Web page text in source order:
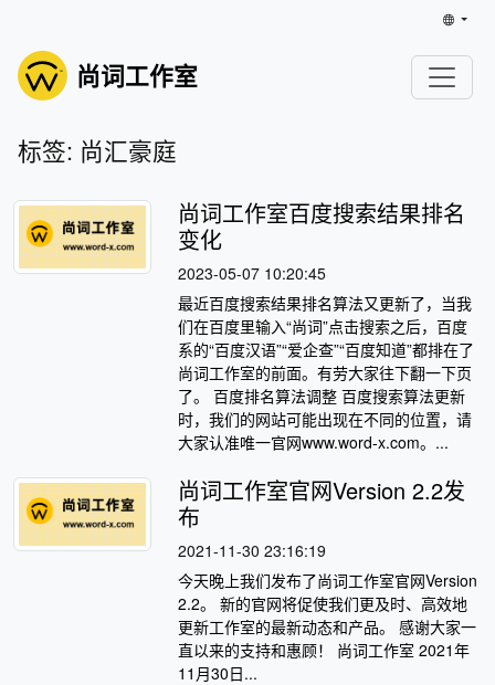
尚词工作室
标签: 尚汇豪庭
尚词工作室百度搜索结果排名
变化
2023-05-07 10:20:45
最近百度搜索结果排名算法又更新了，当我
们在百度里输入“尚词”点击搜索之后，百度
系的“百度汉语”“爱企查”“百度知道”都排在了
尚词工作室的前面。有劳大家往下翻一下页
了。 百度排名算法调整 百度搜索算法更新
时，我们的网站可能出现在不同的位置，请
大家认准唯一官网www.word-x.com。...
尚词工作室官网Version 2.2发
布
2021-11-30 23:16:19
今天晚上我们发布了尚词工作室官网Version
2.2。 新的官网将促使我们更及时、高效地
更新工作室的最新动态和产品。 感谢大家一
直以来的支持和惠顾！ 尚词工作室 2021年
11月30日...